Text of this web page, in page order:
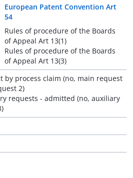
European Patent Convention Art
54
Rules of procedure of the Boards
of Appeal Art 13(1)
Rules of procedure of the Boards
of Appeal Art 13(3)
by process claim (no, main request
2)
requests - admitted (no, auxiliary